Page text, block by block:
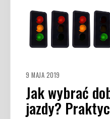
9 MAJA 2019
Jak wybrać
jazdy?